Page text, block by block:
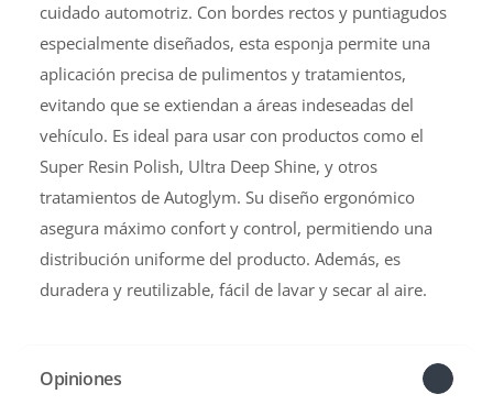
cuidado automotriz. Con bordes rectos y puntiagudos
especialmente diseñados, esta esponja permite una
aplicación precisa de pulimentos y tratamientos,
evitando que se extiendan a áreas indeseadas del
vehículo. Es ideal para usar con productos como el
Super Resin Polish, Ultra Deep Shine, y otros
tratamientos de Autoglym. Su diseño ergonómico
asegura máximo confort y control, permitiendo una
distribución uniforme del producto. Además, es
duradera y reutilizable, fácil de lavar y secar al aire​.
Opiniones